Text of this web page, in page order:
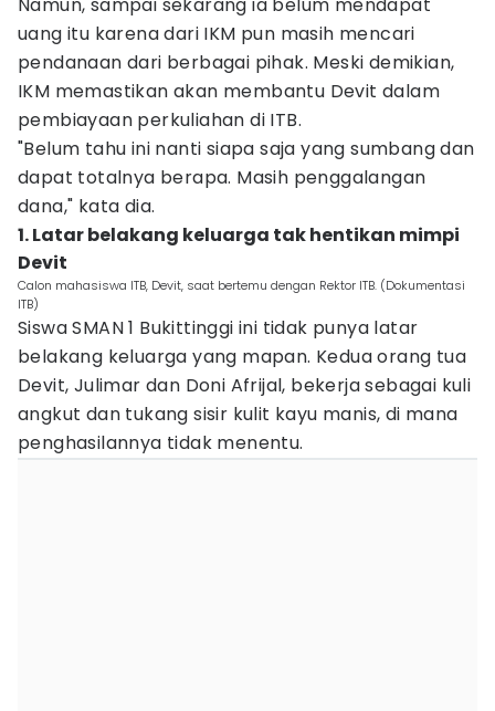
uang itu karena dari IKM pun masih mencari
pendanaan dari berbagai pihak. Meski demikian,
IKM memastikan akan membantu Devit dalam
pembiayaan perkuliahan di ITB.
"Belum tahu ini nanti siapa saja yang sumbang dan
dapat totalnya berapa. Masih penggalangan
dana," kata dia.
1. Latar belakang keluarga tak hentikan mimpi
Devit
Calon mahasiswa ITB, Devit, saat bertemu dengan Rektor ITB. (Dokumentasi
ITB)
Siswa SMAN 1 Bukittinggi ini tidak punya latar
belakang keluarga yang mapan. Kedua orang tua
Devit, Julimar dan Doni Afrijal, bekerja sebagai kuli
angkut dan tukang sisir kulit kayu manis, di mana
penghasilannya tidak menentu.